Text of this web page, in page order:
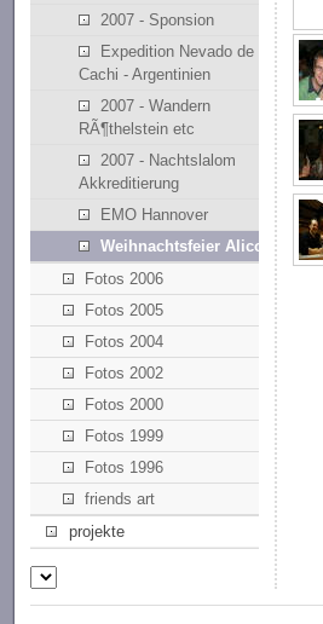
2007 - Sponsion
Expedition Nevado de
Cachi - Argentinien
2007 - Wandern
RÃ¶thelstein etc
2007 - Nachtslalom
Akkreditierung
EMO Hannover
Weihnachtsfeier Alicona
Fotos 2006
Fotos 2005
Fotos 2004
Fotos 2002
Fotos 2000
Fotos 1999
Fotos 1996
friends art
projekte